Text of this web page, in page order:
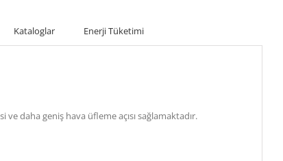
Kataloglar Enerji Tüketimi
daha geniş hava üfleme açısı sağlamaktadır.